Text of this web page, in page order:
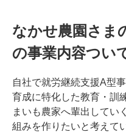
なかせ農園さま
の事業内容つい
自社で就労継続支援A型
育成に特化した教育・訓
まいも農家へ輩出してい
組みを作りたいと考えて